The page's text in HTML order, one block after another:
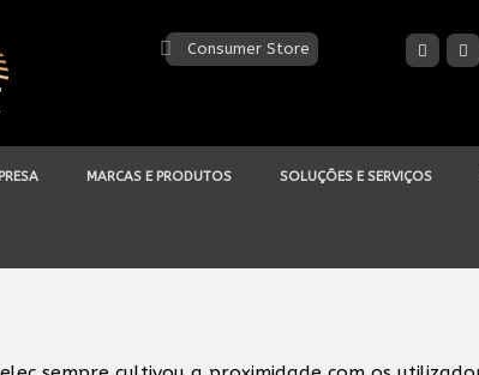
Consumer Store
MARCAS E PRODUTOS SOLUÇÕES E SERVIÇOS